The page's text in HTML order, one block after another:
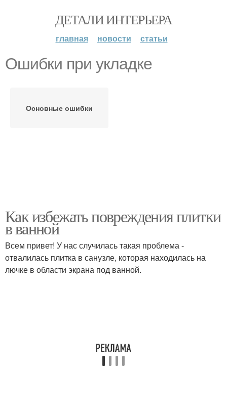
ДЕТАЛИ ИНТЕРЬЕРА
главная новости статьи
Ошибки при укладке
Основные ошибки
Как избежать повреждения плитки
в ванной
Всем привет! У нас случилась такая проблема -
отвалилась плитка в санузле, которая находилась на
лючке в области экрана под ванной.